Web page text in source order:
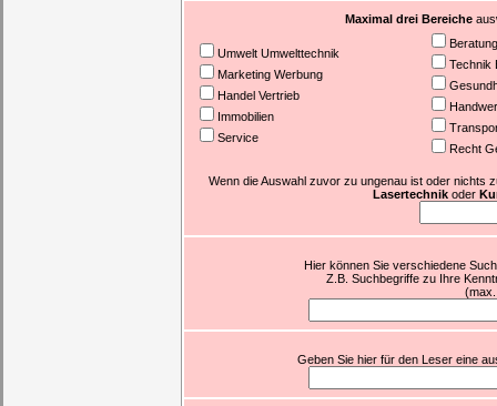
Maximal drei Bereiche
Umwelt Umwelttechnik
Marketing Werbung
Handel Vertrieb
Immobilien
Service
Beratung
Technik
Recht
Wenn die Auswahl zuvor zu ungenau ist oder nichts
Lasertechnik oder
Hier können Sie verschiedene
Z.B. Suchbegriffe zu Ihre
Geben Sie hier für den Leser eine